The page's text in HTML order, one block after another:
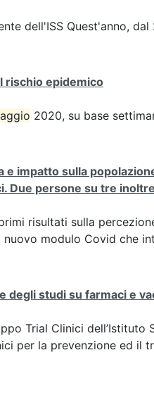
dell'ISS Quest'anno,
rischio epidemico
2020, su base
e impatto sulla
Due persone su tre
risultati sulla
modulo Covid che
degli studi su farmaci e
Trial Clinici
per la prevenzione ed il